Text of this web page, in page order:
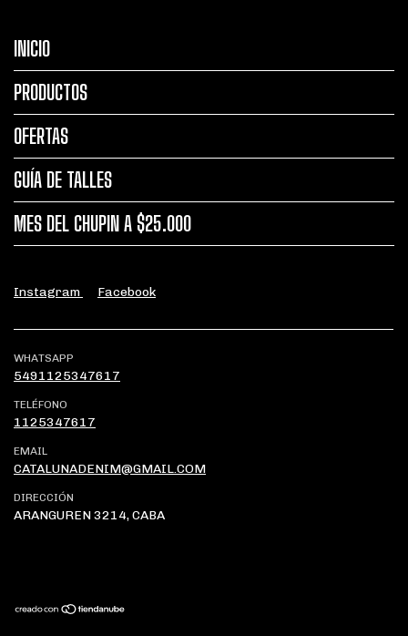
INICIO
PRODUCTOS
OFERTAS
GUÍA DE TALLES
MES DEL CHUPIN A $25.000
Instagram Facebook
WHATSAPP
5491125347617
TELÉFONO
1125347617
EMAIL
CATALUNADENIM@GMAIL.COM
DIRECCIÓN
ARANGUREN 3214, CABA